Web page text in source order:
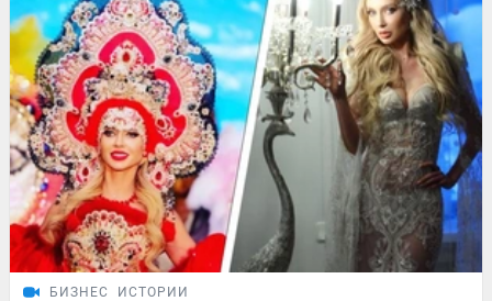
БИЗНЕС ИСТОРИИ